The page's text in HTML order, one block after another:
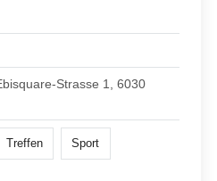
Strasse 1, 6030
Treffen Sport